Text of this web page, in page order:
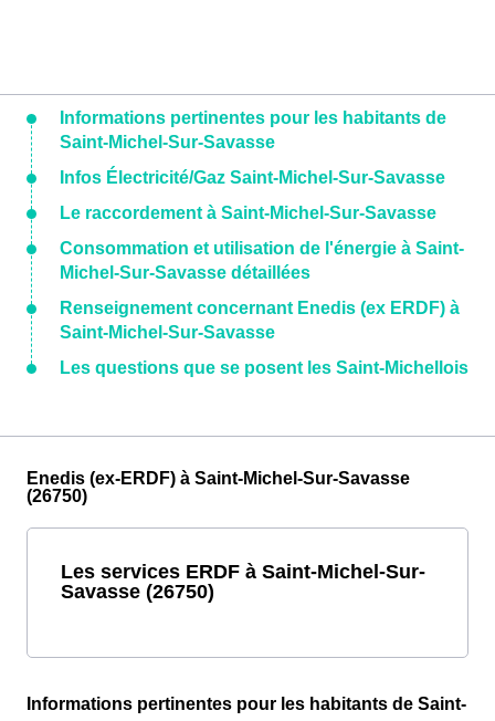
Informations pertinentes pour les habitants de
Saint-Michel-Sur-Savasse
Infos Électricité/Gaz Saint-Michel-Sur-Savasse
Le raccordement à Saint-Michel-Sur-Savasse
Consommation et utilisation de l'énergie à Saint-
Michel-Sur-Savasse détaillées
Renseignement concernant Enedis (ex ERDF) à
Saint-Michel-Sur-Savasse
Les questions que se posent les Saint-Michellois
Enedis (ex-ERDF) à Saint-Michel-Sur-Savasse
(26750)
Les services ERDF à Saint-Michel-Sur-
Savasse (26750)
Informations pertinentes pour les habitants de Saint-